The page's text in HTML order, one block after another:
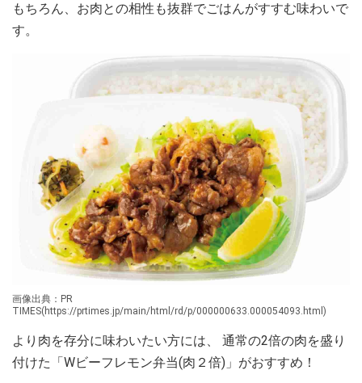
もちろん、お肉との相性も抜群でごはんがすすむ味わいで
す。
画像出典：PR
TIMES(https://prtimes.jp/main/html/rd/p/000000633.000054093.html)
より肉を存分に味わいたい方には、 通常の2倍の肉を盛り
付けた「Wビーフレモン弁当(肉２倍)」がおすすめ！